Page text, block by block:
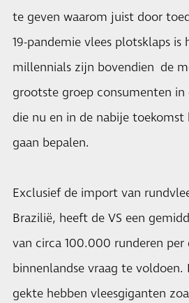
te geven waarom juist door
19-pandemie vlees plotsklaps is
millennials zijn bovendien de
grootste groep consumenten in
die nu en in de nabije toekomst
gaan bepalen.
Exclusief de import van
Brazilië, heeft de VS een
van circa 100.000 runderen per
binnenlandse vraag te voldoen.
gekte hebben vleesgiganten